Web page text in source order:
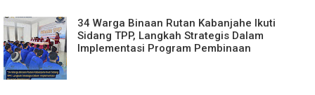
34 Warga Binaan Rutan Kabanjahe Ikuti
Sidang TPP, Langkah Strategis Dalam
Implementasi Program Pembinaan